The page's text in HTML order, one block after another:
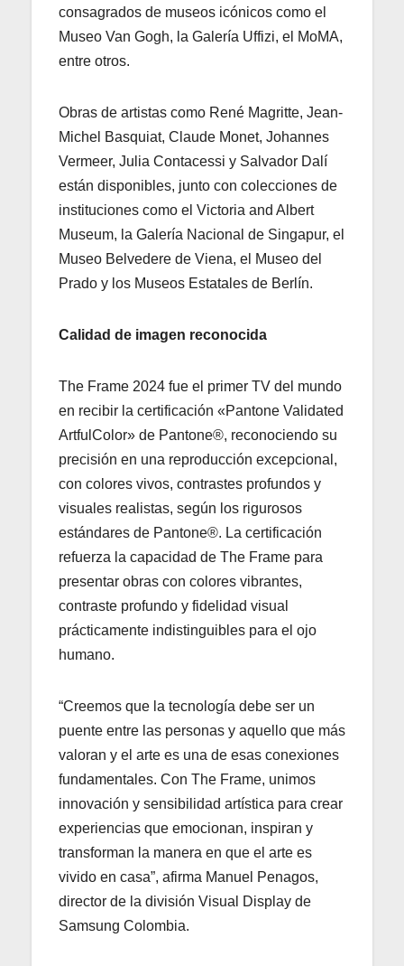
consagrados de museos icónicos como el
Museo Van Gogh, la Galería Uffizi, el MoMA,
entre otros.
Obras de artistas como René Magritte, Jean-
Michel Basquiat, Claude Monet, Johannes
Vermeer, Julia Contacessi y Salvador Dalí
están disponibles, junto con colecciones de
instituciones como el Victoria and Albert
Museum, la Galería Nacional de Singapur, el
Museo Belvedere de Viena, el Museo del
Prado y los Museos Estatales de Berlín.
Calidad de imagen reconocida
The Frame 2024 fue el primer TV del mundo
en recibir la certificación «Pantone Validated
ArtfulColor» de Pantone®, reconociendo su
precisión en una reproducción excepcional,
con colores vivos, contrastes profundos y
visuales realistas, según los rigurosos
estándares de Pantone®. La certificación
refuerza la capacidad de The Frame para
presentar obras con colores vibrantes,
contraste profundo y fidelidad visual
prácticamente indistinguibles para el ojo
humano.
“Creemos que la tecnología debe ser un
puente entre las personas y aquello que más
valoran y el arte es una de esas conexiones
fundamentales. Con The Frame, unimos
innovación y sensibilidad artística para crear
experiencias que emocionan, inspiran y
transforman la manera en que el arte es
vivido en casa”, afirma Manuel Penagos,
director de la división Visual Display de
Samsung Colombia.